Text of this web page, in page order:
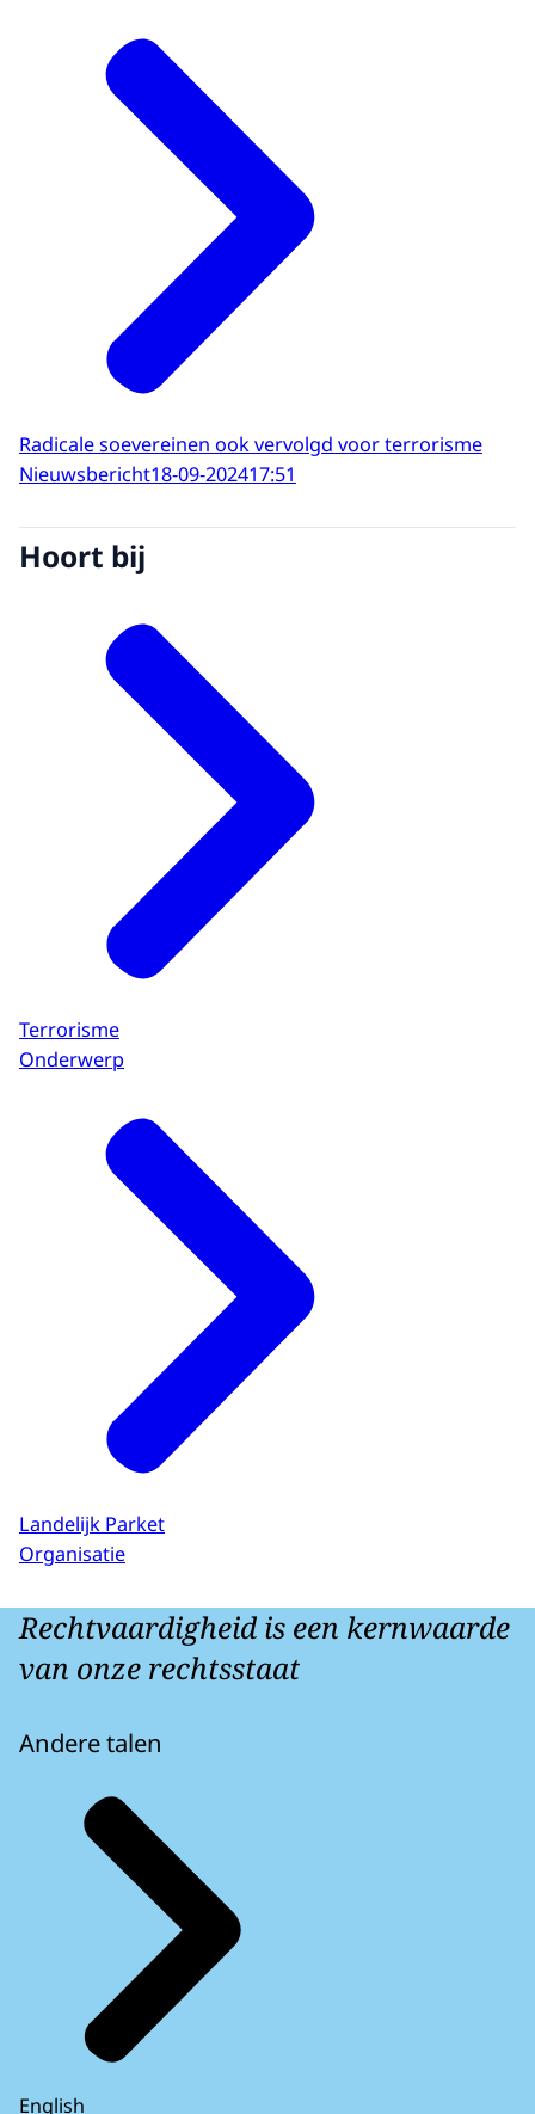
Radicale soevereinen ook vervolgd voor terrorisme
Nieuwsbericht18-09-202417:51
Hoort bij
Terrorisme
Onderwerp
Landelijk Parket
Organisatie
Rechtvaardigheid is een kernwaarde
van onze rechtsstaat
Andere talen
English